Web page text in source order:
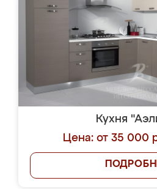
Кухня
Цена: от 35 000